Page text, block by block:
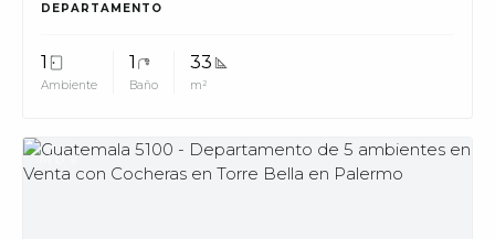
DEPARTAMENTO
1
Ambiente
1
Baño
33
m²
MUV